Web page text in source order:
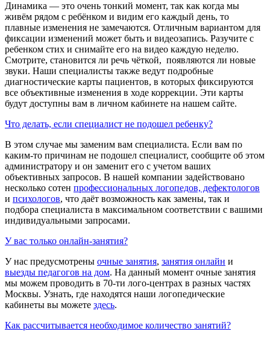
Динамика — это очень тонкий момент, так как когда мы
живём рядом с ребёнком и видим его каждый день, то
плавные изменения не замечаются. Отличным вариантом для
фиксации изменений может быть и видеозапись. Разучите с
ребенком стих и снимайте его на видео каждую неделю.
Смотрите, становится ли речь чёткой, появляются ли новые
звуки. Наши специалисты также ведут подробные
диагностические карты пациентов, в которых фиксируются
все объективные изменения в ходе коррекции. Эти карты
будут доступны вам в личном кабинете на нашем сайте.
Что делать, если специалист не подошел ребенку?
В этом случае мы заменим вам специалиста. Если вам по
каким-то причинам не подошел специалист, сообщите об этом
администратору и он заменит его с учетом ваших
объективных запросов. В нашей компании задействовано
несколько сотен профессиональных логопедов, дефектологов
и психологов, что даёт возможность как замены, так и
подбора специалиста в максимальном соответствии с вашими
индивидуальными запросами.
У вас только онлайн-занятия?
У нас предусмотрены очные занятия, занятия онлайн и
выезды педагогов на дом. На данный момент очные занятия
мы можем проводить в 70-ти лого-центрах в разных частях
Москвы. Узнать, где находятся наши логопедические
кабинеты вы можете здесь.
Как рассчитывается необходимое количество занятий?